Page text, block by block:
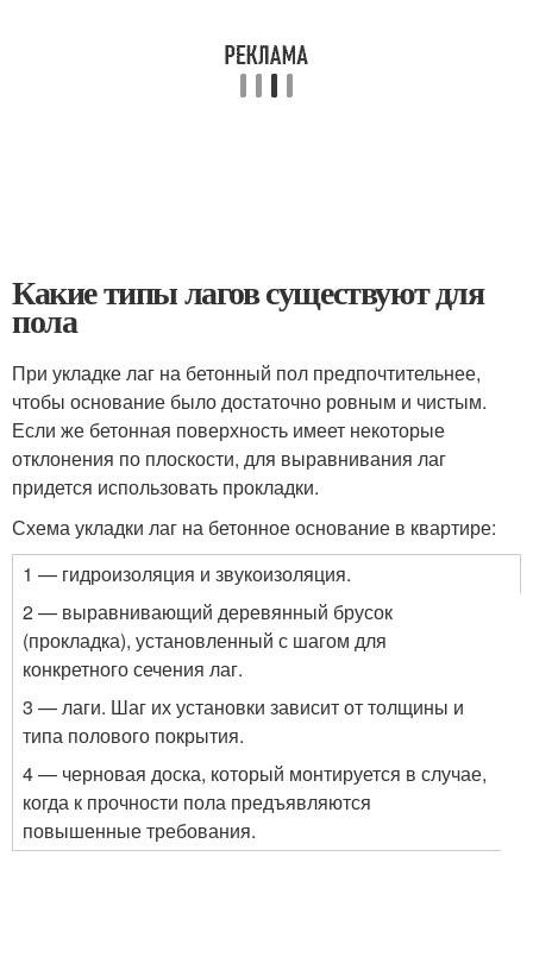
Какие типы лагов существуют для
пола
При укладке лаг на бетонный пол предпочтительнее,
чтобы основание было достаточно ровным и чистым.
Если же бетонная поверхность имеет некоторые
отклонения по плоскости, для выравнивания лаг
придется использовать прокладки.
Схема укладки лаг на бетонное основание в квартире:
1 — гидроизоляция и звукоизоляция.
2 — выравнивающий деревянный брусок
(прокладка), установленный с шагом для
конкретного сечения лаг.
3 — лаги. Шаг их установки зависит от толщины и
типа полового покрытия.
4 — черновая доска, который монтируется в случае,
когда к прочности пола предъявляются
повышенные требования.